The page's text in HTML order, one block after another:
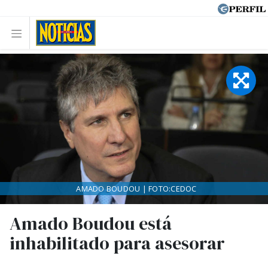
Amado Boudou está
inhabilitado para asesorar
AMADO BOUDOU | FOTO:CEDOC